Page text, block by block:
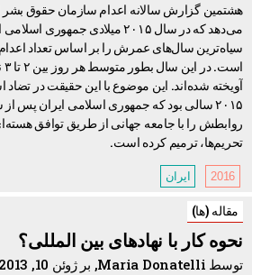
هشتمین گزارش سالانه اعدام سازمان حقوق بشر
می‌دهد که در سال ۲۰۱۵ میلادی جمهوری
سیاه‌ترین سال‌های عمرش را بر اساس تعداد
آویخته شده‌اند. این موضوع با این حقیقت در
۲۰۱۵ سالی بود که جمهوری اسلامی ایران پس از
روابطش را با جامعه جهانی از طریق توافق
تحریم‌ها، ترمیم کرده است.
2016 ایران
مقاله (ها)
نحوه کار با نهادهای بین المللی؟
توسط Maria Donatelli, بر ژوئن 10, 2013